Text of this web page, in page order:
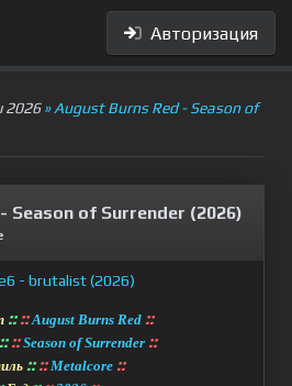
Авторизация
2026» August Burns Red - Season of
Season of Surrender (2026)
:: :: August Burns Red ::
:: :: Season of Surrender ::
:: :: Metalcore ::